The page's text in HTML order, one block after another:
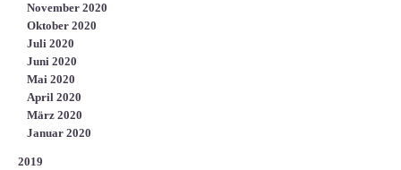
November 2020
Oktober 2020
Juli 2020
Juni 2020
Mai 2020
April 2020
März 2020
Januar 2020
2019